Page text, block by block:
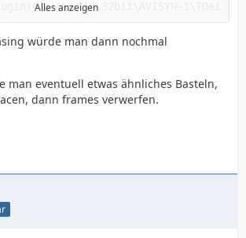
Alles anzeigen
würde man dann nochmal
man eventuell etwas ähnliches Basteln,
dann frames verwerfen.